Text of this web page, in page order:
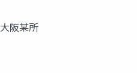
阪某所